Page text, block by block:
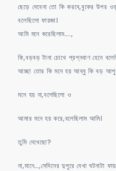
ছেড়ে দেবেনা তো কি করবে,বুকের উপর
বলেছিলো ফায়জা।
আমি মনে করেছিলাম….,
কি,বড়বড় টানা চোখে প্রশ্নবাণ হেনে
আচ্ছা তোর কি মনে হয় আব্বু কি বড়
মনে হয় না,বলেছিলো ও
আমার মনে হয় করে,বলেছিলাম আমি।
তুমি দেখেছো?
না,মানে…,সেদিনের দুপুরে দেখা ঘটনাটা